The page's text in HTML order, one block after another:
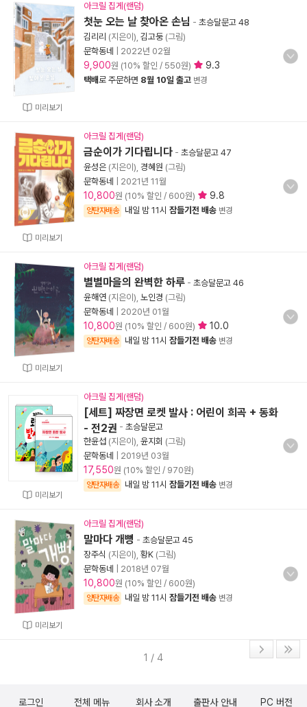
미리보기
아크릴 집게(랜덤)
첫눈 오는 날 찾아온 손님 - 초승달문고 48
김리리 (지은이), 김고둥 (그림)
문학동네
2022년 02월
9,900원 (10% 할인 / 550원) 9.3
택배로 주문하면 8월 10일 출고 변경
미리보기
아크릴 집게(랜덤)
금순이가 기다립니다 - 초승달문고 47
윤성은 (지은이), 경혜원 (그림)
문학동네
2021년 11월
10,800원 (10% 할인 / 600원) 9.8
양탄자배송 내일 밤 11시 잠들기전 배송 변경
미리보기
아크릴 집게(랜덤)
별별마을의 완벽한 하루 - 초승달문고 46
윤해연 (지은이), 노인경 (그림)
문학동네
2020년 01월
10,800원 (10% 할인 / 600원) 10.0
양탄자배송 내일 밤 11시 잠들기전 배송 변경
미리보기
아크릴 집게(랜덤)
[세트] 짜장면 로켓 발사 : 어린이 희곡 + 동화
- 전2권 - 초승달문고
한윤섭 (지은이), 윤지회 (그림)
문학동네
2019년 03월
17,550원 (10% 할인 / 970원)
양탄자배송 내일 밤 11시 잠들기전 배송 변경
미리보기
아크릴 집게(랜덤)
말마다 개뻥 - 초승달문고 45
장주식 (지은이), 황K (그림)
문학동네
2018년 07월
10,800원 (10% 할인 / 600원)
양탄자배송 내일 밤 11시 잠들기전 배송 변경
1 / 4
로그인 전체 메뉴 회사 소개 출판사 안내 PC 버전